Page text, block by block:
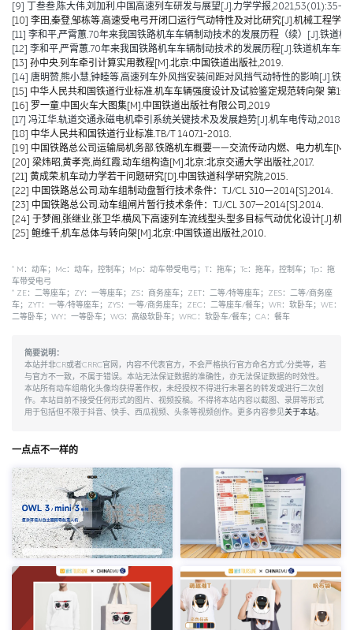
[9] 丁叁叁,陈大伟,刘加利.中国高速列车研发与展望[J].力学学报,2021,53(01):35-
[10] 李田,秦登,邹栋等.高速受电弓开闭口运行气动特性及对比研究[J].机械工程学
[11] 李和平,严霄蕙.70年来我国铁路机车车辆制动技术的发展历程（续）[J].铁道
[12] 李和平,严霄蕙.70年来我国铁路机车车辆制动技术的发展历程[J].铁道机车车
[13] 孙中央.列车牵引计算实用教程[M].北京:中国铁道出版社,2019.
[14] 唐明赞,熊小慧,钟睦等.高速列车外风挡安装间距对风挡气动特性的影响[J].铁
[15] 中华人民共和国铁道行业标准.机车车辆强度设计及试验鉴定规范转向架 第1
[16] 罗一童.中国火车大图集[M].中国铁道出版社有限公司,2019
[17] 冯江华.轨道交通永磁电机牵引系统关键技术及发展趋势[J].机车电传动
[18] 中华人民共和国铁道行业标准.TB/T 1407.1-2018.
[19] 中国铁路总公司运输局机务部.铁路机车概要——交流传动内燃、电力机车[M].
[20] 梁炜昭,黄孝亮,尚红霞.动车组构造[M].北京:北京交通大学出版社,2017.
[21] 黄成荣.机车动力学若干问题研究[D].中国铁道科学研究院,2015.
[22] 中国铁路总公司.动车组制动盘暂行技术条件：TJ/CL 310—2014[S].2014.
[23] 中国铁路总公司.动车组闸片暂行技术条件：TJ/CL 307—2014[S].2014.
[24] 于梦阁,张继业,张卫华.横风下高速列车流线型头型多目标气动优化设计[J].机
[25] 鲍维千,机车总体与转向架[M].北京:中国铁道出版社,2010.
* M：动车；Mc：动车，控制车；Mp：动车带受电弓；T：拖车；Tc：拖车，控制车；Tp：拖
车带受电弓
* ZE：二等座车；ZY：一等座车；ZS：商务座车；ZET：二等/特等座车；ZES：二等/商务座
车；ZYT：一等/特等座车；ZYS：一等/商务座车；ZEC：二等座车/餐车；WR：软卧车；WE：
二等卧车；WY：一等卧车；WG：高级软卧车；WRC：软卧车/餐车；CA：餐车
简要说明：
本站并非CR或者CRRC官网，内容不代表官方，不会严格执行官方命名方式/分类等，若
与官方不一致，不属于错误。本站无法保证数据的准确性，亦无法保证数据的时效性。
本站所有动车组萌化头像均获得著作权，未经授权不得进行未署名的转发或进行二次创
作。本站目前不接受任何形式的图片、视频投稿。不得将本站内容以截图、录屏等形式
用于包括但不限于抖音、快手、西瓜视频、头条等视频创作。更多内容参见关于本站。
一点点不一样的